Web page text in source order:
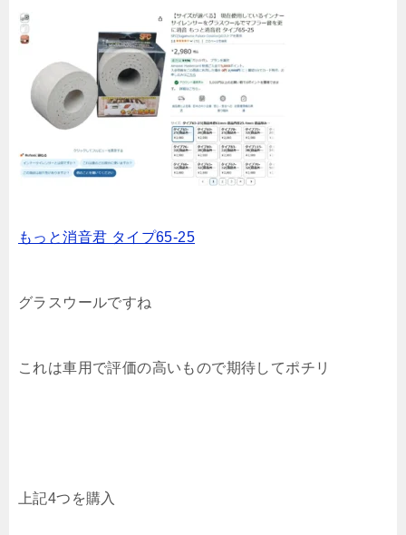
もっと消音君 タイプ65-25
グラスウールですね
これは車用で評価の高いもので期待してポチリ
上記4つを購入